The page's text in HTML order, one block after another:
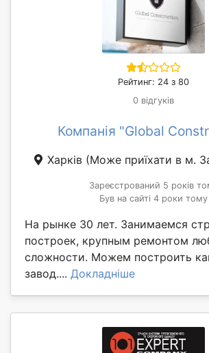
Рейтинг: 24 з 80
0 відгуків
Компанія "Global
Харків (Може приїхати в м.
Зареєстрований 5 років
Був на сайті 4 роки тому
На рынке 30 лет. Занимаемся
построек, крупным ремонтом
сложности. Можем построить
завод.... Докладніше